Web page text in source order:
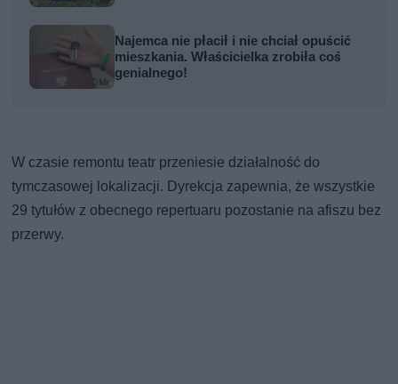
Najemca nie płacił i nie chciał opuścić
mieszkania. Właścicielka zrobiła coś
genialnego!
W czasie remontu teatr przeniesie działalność do
tymczasowej lokalizacji. Dyrekcja zapewnia, że wszystkie
29 tytułów z obecnego repertuaru pozostanie na afiszu bez
przerwy.